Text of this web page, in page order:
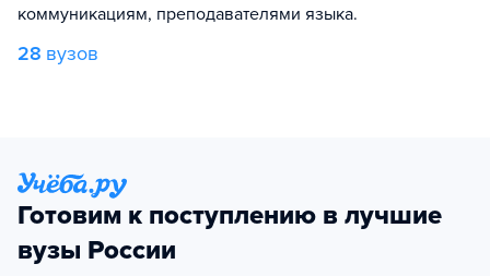
коммуникациям, преподавателями языка.
28 вузов
Готовим к поступлению в лучшие
вузы России